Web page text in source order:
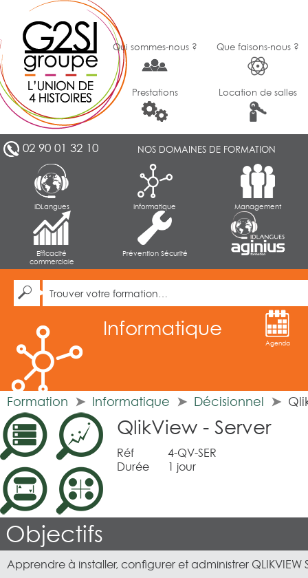
Qui sommes-nous ? Que faisons-nous ?
Prestations Location de salles
02 90 01 32 10 NOS DOMAINES DE FORMATION
IDLangues Informatique Management
Efficacité
commerciale
Prévention Sécurité
Informatique
Agenda
Formation Informatique Décisionnel
QlikView - Server
Réf
4-QV-SER
Durée
1 jour
Objectifs
Apprendre à installer, configurer et administrer QLIKVIEW